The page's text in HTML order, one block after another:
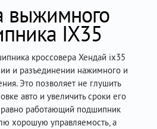
выжимного
IX35
кроссовера Хендай ix35
и разъединении нажимного и
Это позволяет не глушить
авто и увеличить сроки его
работающий подшипник
хорошую управляемость, а